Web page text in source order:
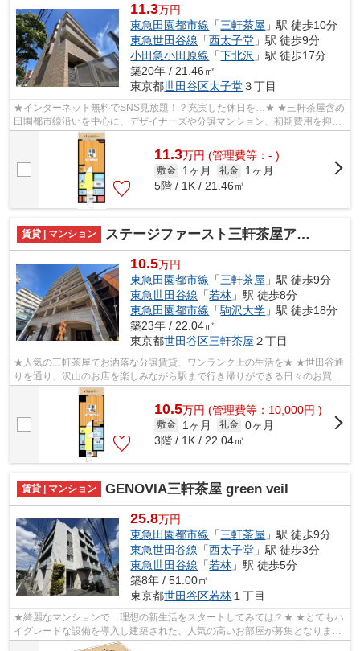
11.3万円
東急田園都市線 「三軒茶屋 」駅 徒歩10分
東急世田谷線 「西太子堂 」駅 徒歩9分
小田急小田原線 「下北沢 」駅 徒歩17分
築20年 / 21.46㎡
東京都世田谷区太子堂３丁目
★インターネット無料でSNS見放題！？充実した休日を…★ ★三軒茶屋含め
田園都市線沿いを中心に、デザイナーズや分譲マンション、初期費用を抑え
た部屋探しはぜひ当社にお任せください♪よ...
11.3万円 (管理費等：- )
敷金 1ヶ月 礼金
1ヶ月
5階 / 1K / 21.46㎡
賃貸 | マンション ステージファースト三軒茶屋アジールコート
10.5万円
東急田園都市線 「三軒茶屋 」駅 徒歩9分
東急世田谷線 「若林 」駅 徒歩8分
東急田園都市線 「駒沢大学 」駅 徒歩18分
築23年 / 22.04㎡
東京都世田谷区三軒茶屋 ２丁目
★人気の三軒茶屋でお洒落な分譲賃貸、ワンランク上の生活を★ ★世田谷通
りを通り、沢山のお店を楽しみながら駅まで行き帰りができる日々のお買い
物も便利な立地！そしてお部屋は分譲マ...
10.5万円 (管理費等：10,000円 )
敷金 1ヶ月 礼金 0ヶ月
3階 / 1K / 22.04㎡
賃貸 | マンション GENOVIA三軒茶屋 green veil
25.8万円
東急田園都市線 「三軒茶屋 」駅 徒歩9分
東急世田谷線 「西太子堂 」駅 徒歩3分
東急世田谷線 「若林 」駅 徒歩5分
築8年 / 51.00㎡
東京都世田谷区若林 １丁目
★綺麗なマンションで…理想の新生活をスタートしてみては？★ ★とてもハ
イグレードな設備を導入し建築された、人気の高いお部屋が募集となりまし
た♪お一人で広々使うも良し♪二人で仲良く...